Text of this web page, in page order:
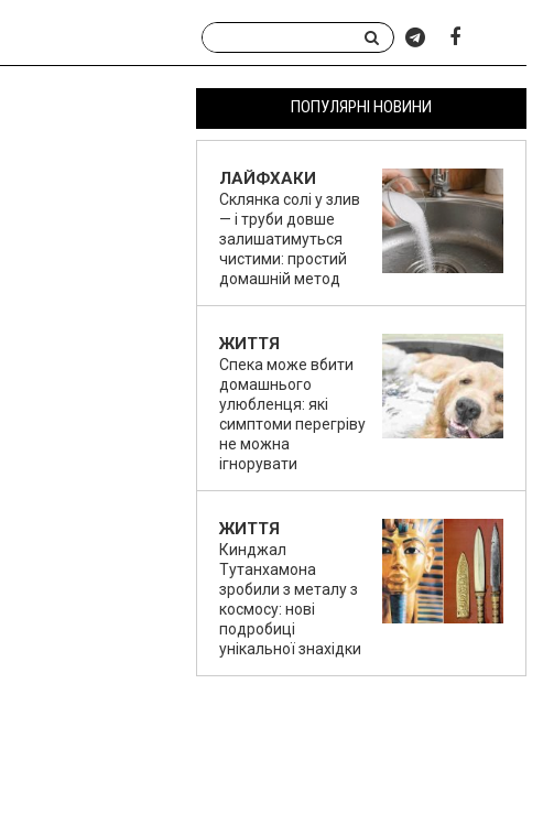
ПОПУЛЯРНІ НОВИНИ
ЛАЙФХАКИ
Склянка солі у злив
— і труби довше
залишатимуться
чистими: простий
домашній метод
ЖИТТЯ
Спека може вбити
домашнього
улюбленця: які
симптоми перегріву
не можна
ігнорувати
ЖИТТЯ
Кинджал
Тутанхамона
зробили з металу з
космосу: нові
подробиці
унікальної знахідки